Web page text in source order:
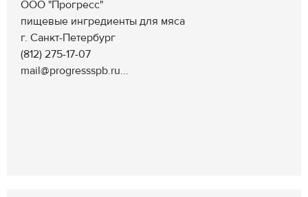
ООО "Прогресс"
пищевые ингредиенты для мяса
г. Санкт-Петербург
(812) 275-17-07
mail@progressspb.ru...